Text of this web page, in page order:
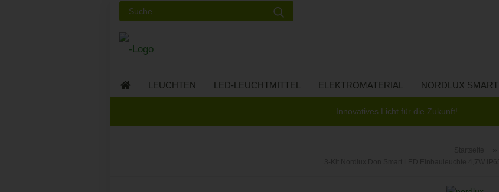
Innovatives Licht für die Zukunft!
LEUCHTEN LED-LEUCHTMITTEL ELEKTROMATERIAL NORDLUX SMART